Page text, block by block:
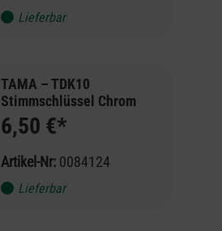
Lieferbar
TAMA – TDK10
Stimmschlüssel Chrom
6,50 €*
Artikel-Nr: 0084124
Lieferbar